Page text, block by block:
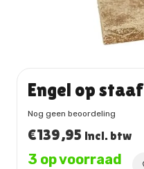
Engel op staaf
Nog geen beoordeling
€139,95 incl. btw
3 op voorraad